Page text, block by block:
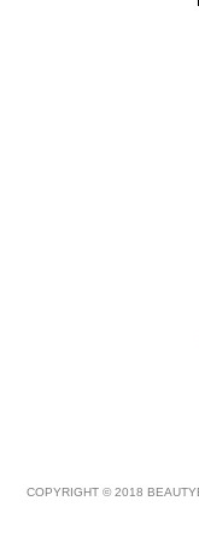
COPYRIGHT © 2018